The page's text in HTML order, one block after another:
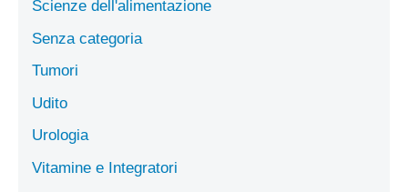
Scienze dell'alimentazione
Senza categoria
Tumori
Udito
Urologia
Vitamine e Integratori